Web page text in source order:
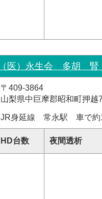
（医）永生会 多胡 腎
〒409-3864
山梨県中巨摩郡昭和町押越
JR身延線 常永駅 車で約
HD台数 夜間透析